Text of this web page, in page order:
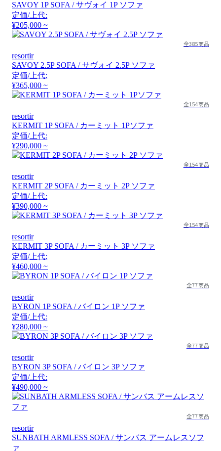
SAVOY 1P SOFA / サヴォイ 1P ソファ
定価/上代:
¥205,000 ~
全385商品
resortir
SAVOY 2.5P SOFA / サヴォイ 2.5P ソファ
定価/上代:
¥365,000 ~
全154商品
resortir
KERMIT 1P SOFA / カーミット 1Pソファ
定価/上代:
¥290,000 ~
全154商品
resortir
KERMIT 2P SOFA / カーミット 2P ソファ
定価/上代:
¥390,000 ~
全154商品
resortir
KERMIT 3P SOFA / カーミット 3P ソファ
定価/上代:
¥460,000 ~
全77商品
resortir
BYRON 1P SOFA / バイロン 1P ソファ
定価/上代:
¥280,000 ~
全77商品
resortir
BYRON 3P SOFA / バイロン 3P ソファ
定価/上代:
¥490,000 ~
全77商品
resortir
SUNBATH ARMLESS SOFA / サンバス アームレスソフ
ァ